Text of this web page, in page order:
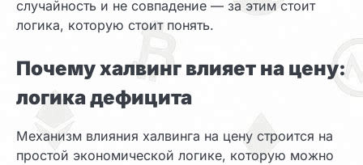
случайность и не совпадение — за этим стоит
логика, которую стоит понять.
Почему халвинг влияет на цену:
логика дефицита
Механизм влияния халвинга на цену строится на
простой экономической логике, которую можно